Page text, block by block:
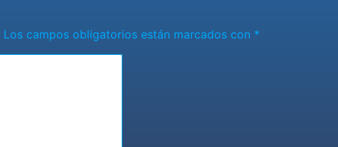
Los campos obligatorios están marcados con *